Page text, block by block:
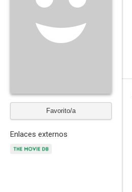
Favorito/a
Enlaces externos